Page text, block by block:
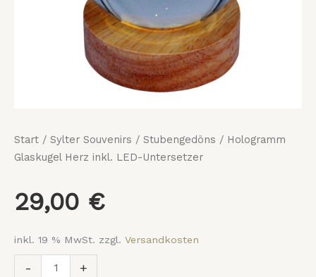
Start / Sylter Souvenirs / Stubengedöns / Hologramm
Glaskugel Herz inkl. LED-Untersetzer
29,00 €
inkl. 19 % MwSt. zzgl. Versandkosten
- +